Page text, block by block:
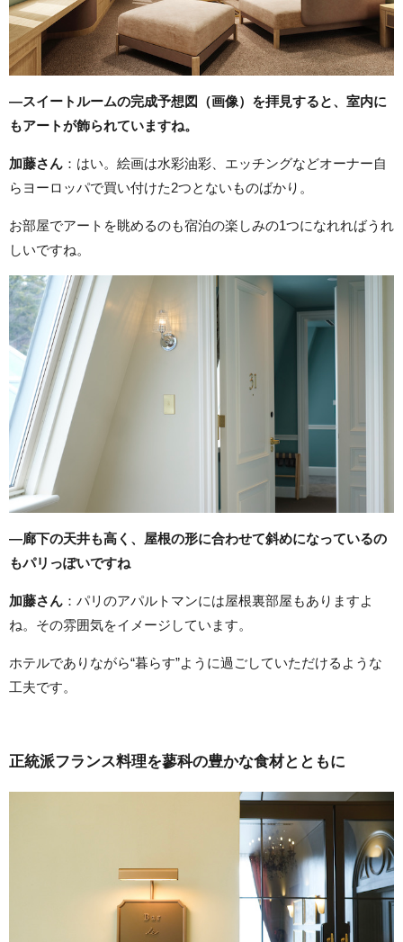
―スイートルームの完成予想図（画像）を拝見すると、室内に
もアートが飾られていますね。
加藤さん ：はい。絵画は水彩油彩、エッチングなどオーナー自
らヨーロッパで買い付けた2つとないものばかり。
お部屋でアートを眺めるのも宿泊の楽しみの1つになれればうれ
しいですね。
―廊下の天井も高く、屋根の形に合わせて斜めになっているの
もパリっぽいですね
加藤さん ：パリのアパルトマンには屋根裏部屋もありますよ
ね。その雰囲気をイメージしています。
ホテルでありながら“暮らす”ように過ごしていただけるような
工夫です。
正統派フランス料理を蓼科の豊かな食材とともに